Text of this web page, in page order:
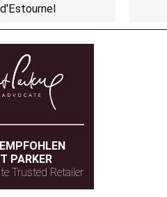
PARKER
Trusted Retailer